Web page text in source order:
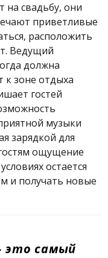
на свадьбу, они
приветливые
расположить
Ведущий
должна
к зоне отдыха
гостей
музыки
зарядкой для
ощущение
остается
и получать новые
это самый